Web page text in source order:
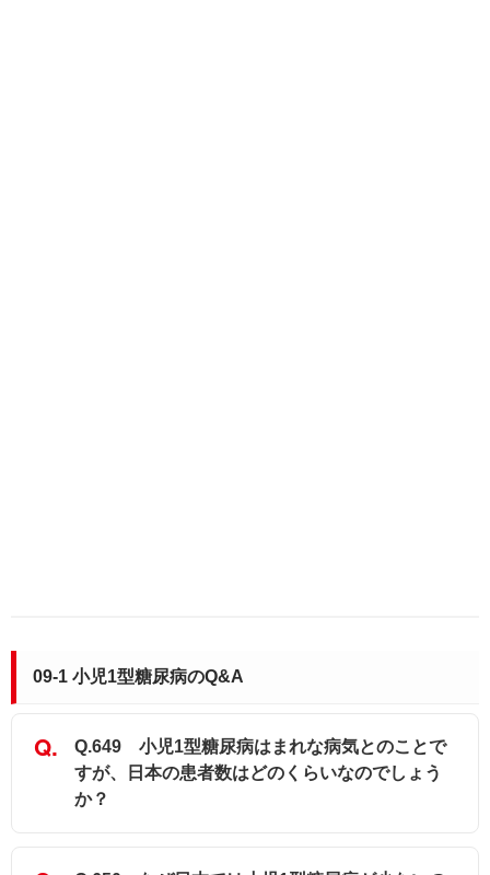
09-1 小児1型糖尿病のQ&A
Q.649 小児1型糖尿病はまれな病気とのことで
すが、日本の患者数はどのくらいなのでしょう
か？